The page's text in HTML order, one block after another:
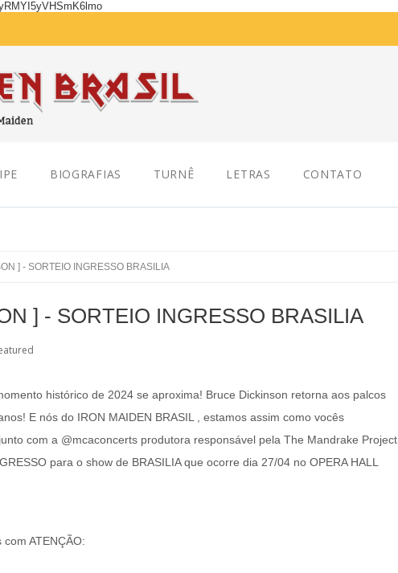
BIOGRAFIAS TURNÊ LETRAS CONTATO
] - SORTEIO INGRESSO BRASILIA
] - SORTEIO INGRESSO BRASILIA
histórico de 2024 se aproxima! Bruce Dickinson retorna aos palcos
E nós do IRON MAIDEN BRASIL , estamos assim como vocês
com a @mcaconcerts produtora responsável pela The Mandrake Project
para o show de BRASILIA que ocorre dia 27/04 no OPERA HALL
ATENÇÃO: